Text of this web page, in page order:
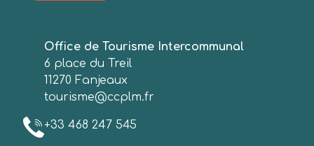
Office de Tourisme Intercommunal
6 place du Treil
11270 Fanjeaux
tourisme@ccplm.fr
+33 468 247 545